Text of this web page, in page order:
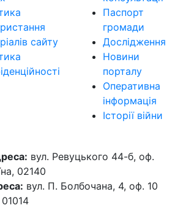
сайту
Паспорт
громади
Дослідження
Новини
порталу
Оперативна
інформація
Історії війни
вул. Ревуцького 44-б, оф.
02140
вул. П. Болбочана, 4, оф. 10
01014